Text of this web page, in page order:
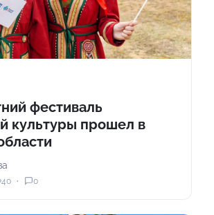
фестиваль
культуры прошел в
40 0